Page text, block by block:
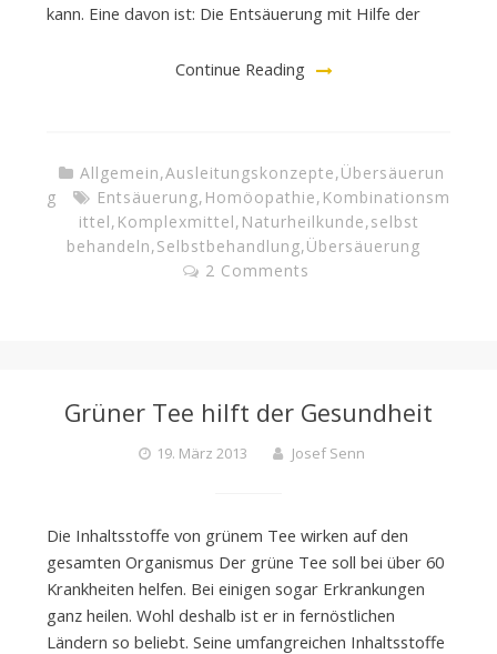
kann. Eine davon ist: Die Entsäuerung mit Hilfe der
Continue Reading
Allgemein,Ausleitungskonzepte,Übersäuerun
g
Entsäuerung, Homöopathie, Kombinationsm
ittel, Komplexmittel, Naturheilkunde,selbst
behandeln,Selbstbehandlung,Übersäuerung
2 Comments
Grüner Tee hilft der Gesundheit
19. März 2013 Josef Senn
Die Inhaltsstoffe von grünem Tee wirken auf den
gesamten Organismus Der grüne Tee soll bei über 60
Krankheiten helfen. Bei einigen sogar Erkrankungen
ganz heilen. Wohl deshalb ist er in fernöstlichen
Ländern so beliebt. Seine umfangreichen Inhaltsstoffe